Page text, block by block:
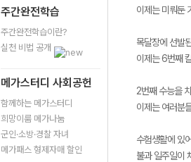
주간완전학습
주간완전학습이란?
실천 비법 공개
메가스터디 사회공헌
함께하는 메가스터디
희망이룸 메가나눔
군인·소방·경찰 자녀
메가패스 형제자매 할인
이제는 미뤄둔
목달장에 선발
이제는 6번째
2번째 수능을
이제는 여러분
수험생활에 있
불과 일주일이